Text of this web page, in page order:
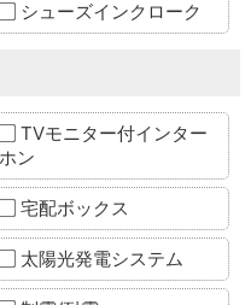
シューズインクローク
TVモニター付インター
ホン
宅配ボックス
太陽光発電システム